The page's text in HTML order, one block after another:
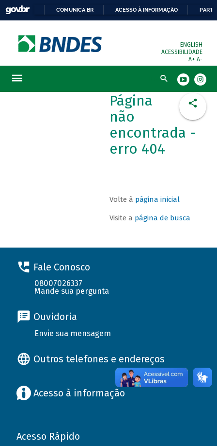
COMUNICA BR ACESSO À INFORMAÇÃO
ENGLISH
ACESSIBILIDADE
A+ A-
Busca
Página
não
encontrada -
erro 404
Volte à página inicial
Visite a página de busca
Fale Conosco
08007026337
Mande sua pergunta
Ouvidoria
Envie sua mensagem
Outros telefones e endereços
Acesso à informação
Acesso Rápido